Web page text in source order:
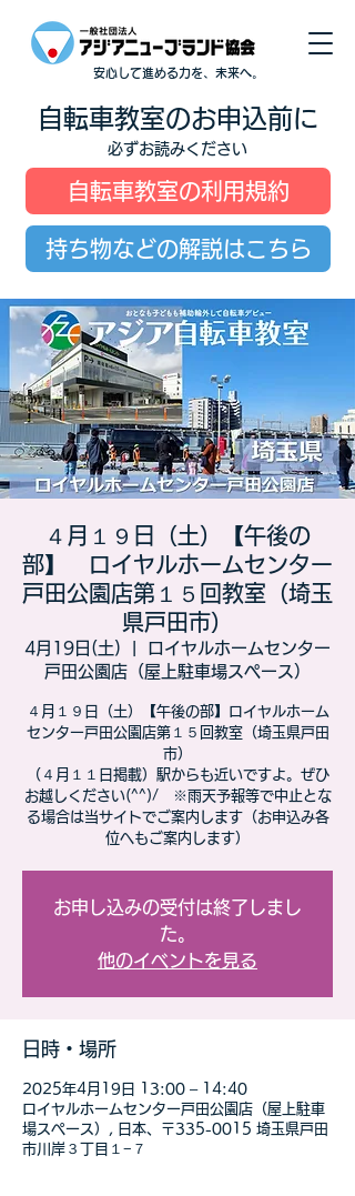
安心して進める力を、未来へ。
自転車教室のお申込前に
必ずお読みください
自転車教室の利用規約
持ち物などの解説はこちら
４月１９日（土）【午後の
部】 ロイヤルホームセンター
戸田公園店第１５回教室（埼玉
県戸田市）
4月19日(土)
ロイヤルホームセンター
戸田公園店（屋上駐車場スペース）
４月１９日（土）【午後の部】ロイヤルホーム
センター戸田公園店第１５回教室（埼玉県戸田
市）
​（４月１１日掲載）駅からも近いですよ。ぜひ
お越しください(^^)/ ※雨天予報等で中止とな
る場合は当サイトでご案内します（お申込み各
位へもご案内します）
お申し込みの受付は終了しまし
た。
他のイベントを見る
日時・場所
2025年4月19日 13:00 – 14:40
ロイヤルホームセンター戸田公園店（屋上駐車
場スペース）, 日本、〒335-0015 埼玉県戸田
市川岸３丁目１−７